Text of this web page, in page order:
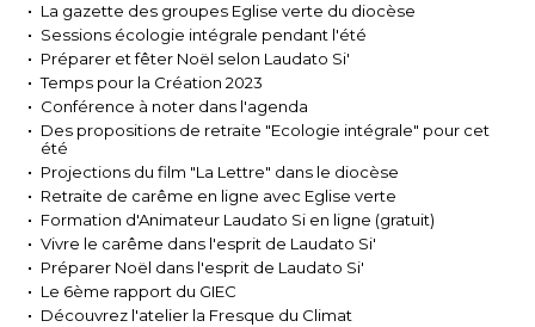
La gazette des groupes Eglise verte du diocèse
Sessions écologie intégrale pendant l'été
Préparer et fêter Noël selon Laudato Si'
Temps pour la Création 2023
Conférence à noter dans l'agenda
Des propositions de retraite "Ecologie intégrale" pour cet
été
Projections du film "La Lettre" dans le diocèse
Retraite de carême en ligne avec Eglise verte
Formation d'Animateur Laudato Si en ligne (gratuit)
Vivre le carême dans l'esprit de Laudato Si'
Préparer Noël dans l'esprit de Laudato Si'
Le 6ème rapport du GIEC
Découvrez l'atelier la Fresque du Climat